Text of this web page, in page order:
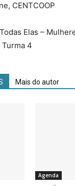
CENTCOOP
Elas –
Turma 4
Mais do autor
Agenda